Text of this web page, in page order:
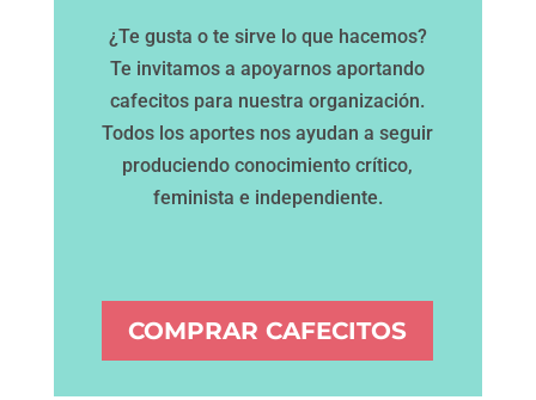
¿Te gusta o te sirve lo que hacemos?
Te invitamos a apoyarnos aportando
cafecitos para nuestra organización.
Todos los aportes nos ayudan a seguir
produciendo conocimiento crítico,
feminista e independiente.
COMPRAR CAFECITOS